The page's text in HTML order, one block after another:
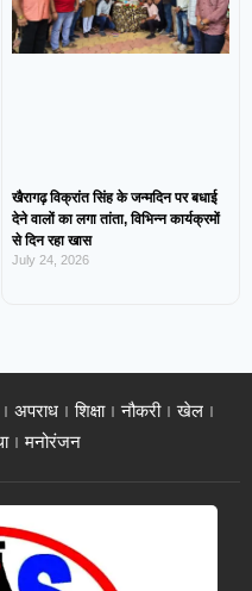
खैरागढ़ विक्रांत सिंह के जन्मदिन पर बधाई
देने वालों का लगा तांता, विभिन्न कार्यक्रमों
से दिन रहा खास
July 24, 2026
अपराध शिक्षा नौकरी
खेल
मनोरंजन